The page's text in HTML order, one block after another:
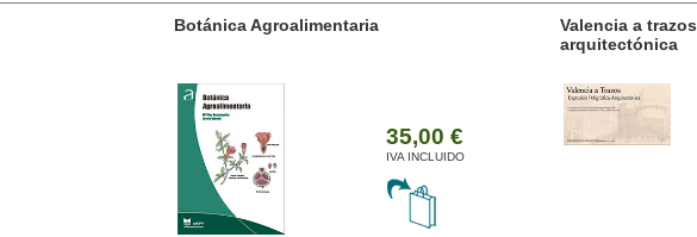
Botánica Agroalimentaria
35,00 €
IVA INCLUIDO
Valencia a trazos: expresión poligráfica